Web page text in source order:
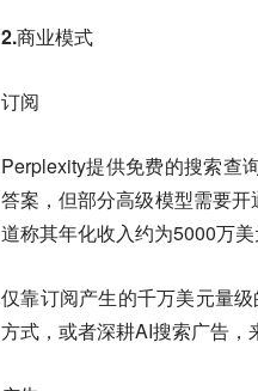
2.商业模式
订阅
Perplexity提供免费的搜索查
答案，但部分高级模型需要
道称其年化收入约为5000万
仅靠订阅产生的千万美元量
方式，或者深耕AI搜索广告，